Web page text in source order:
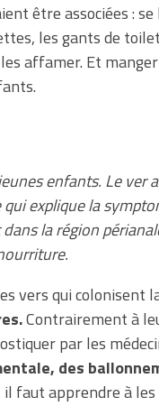
être associées :
les gants de
affamer. Et
enfants. Le ver
explique la
la région
vers qui colonisent
Contrairement à
par les
des
faut apprendre à